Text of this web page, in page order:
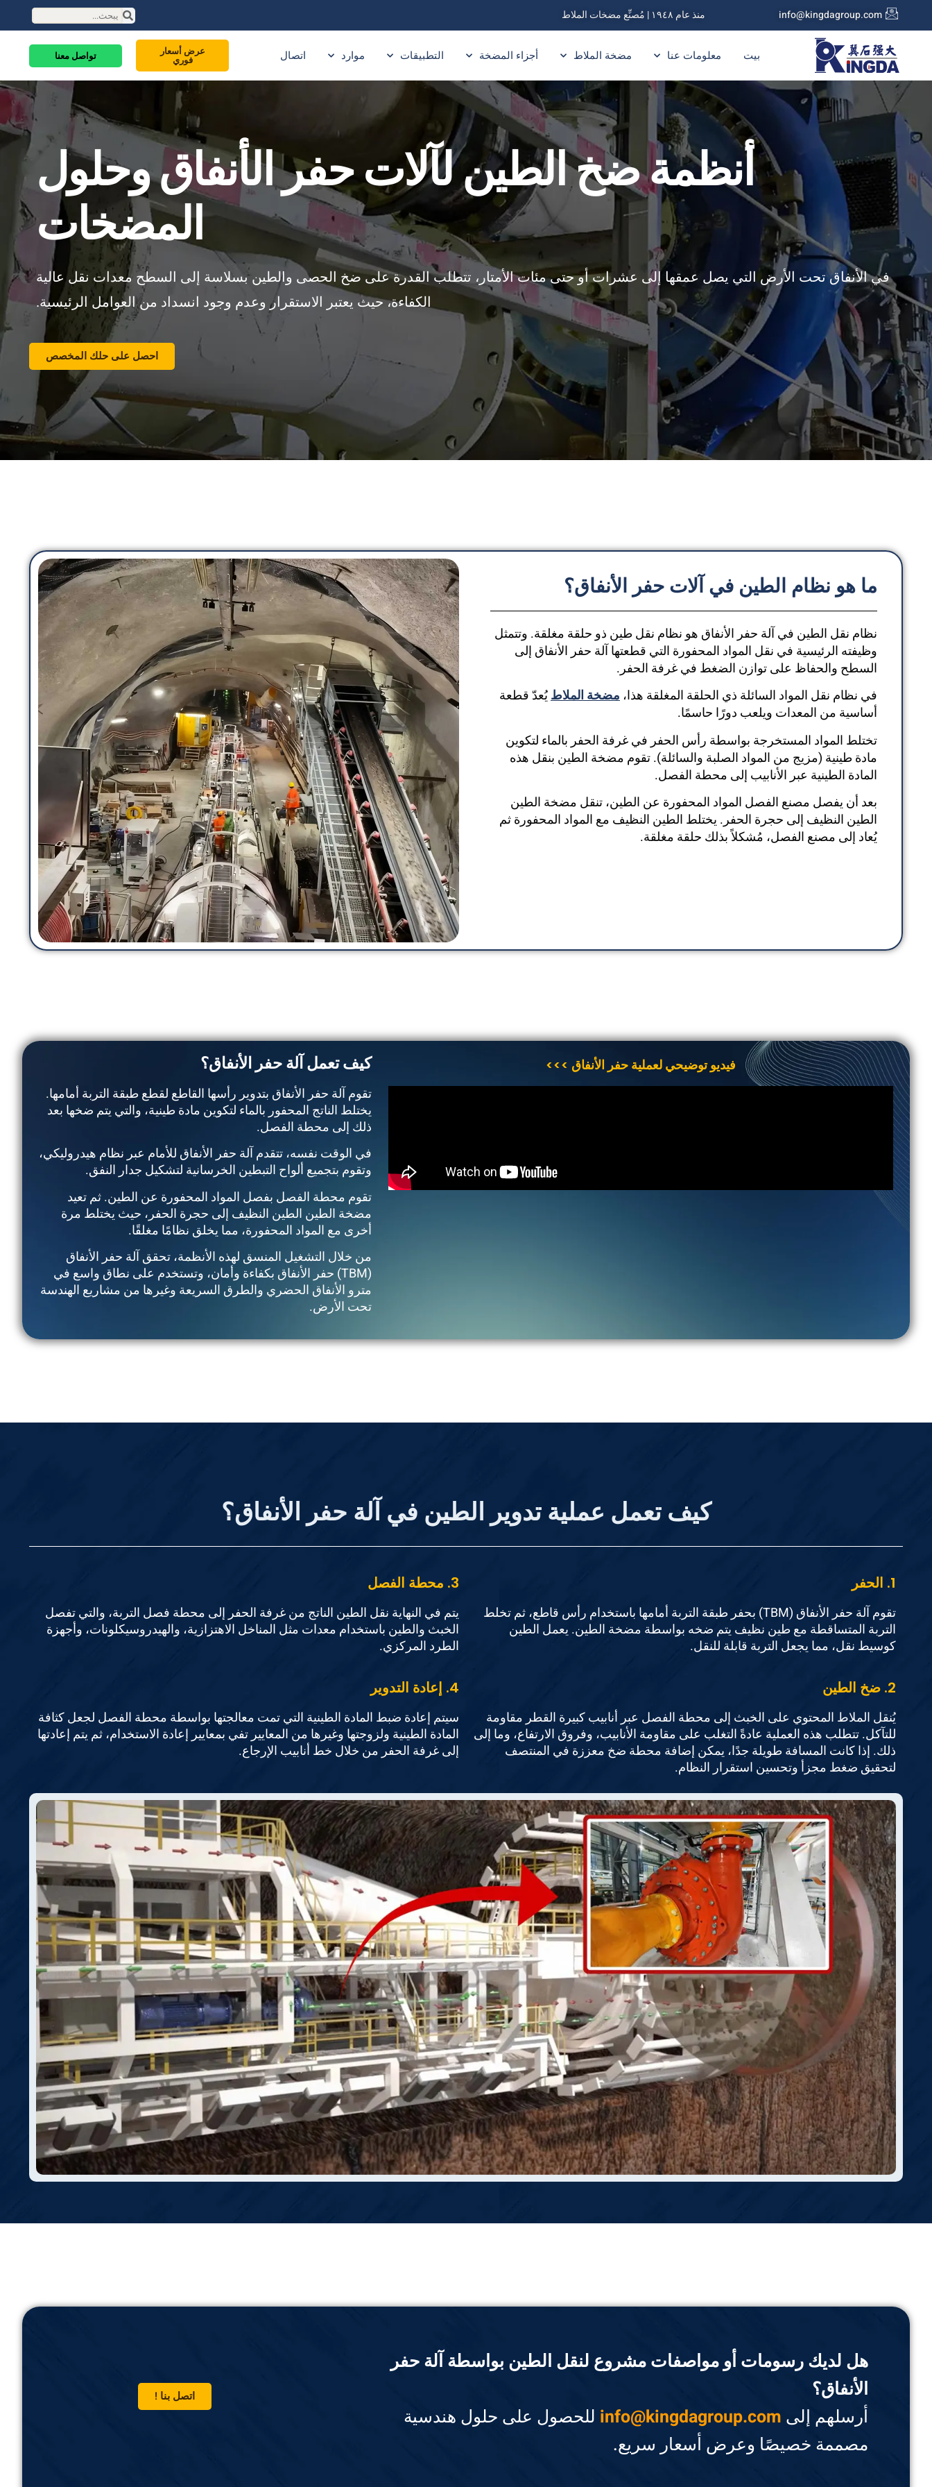
info@kingdagroup.com منذ عام ١٩٤٨ | مُصنِّع مضخات الملاط
بيت معلومات عنا مضخة الملاط أجزاء المضخة التطبيقات موارد اتصال عرض أسعار
فوري تواصل معنا
أنظمة ضخ الطين لآلات حفر الأنفاق وحلول
المضخات
في الأنفاق تحت الأرض التي يصل عمقها إلى عشرات أو حتى مئات الأمتار، تتطلب القدرة على ضخ الحصى والطين بسلاسة إلى السطح معدات نقل عالية
الكفاءة، حيث يعتبر الاستقرار وعدم وجود انسداد من العوامل الرئيسية.
احصل على حلك المخصص
ما هو نظام الطين في آلات حفر الأنفاق؟
نظام نقل الطين في آلة حفر الأنفاق هو نظام نقل طين ذو حلقة مغلقة. وتتمثل
وظيفته الرئيسية في نقل المواد المحفورة التي قطعتها آلة حفر الأنفاق إلى
السطح والحفاظ على توازن الضغط في غرفة الحفر.
في نظام نقل المواد السائلة ذي الحلقة المغلقة هذا، مضخة الملاطيُعدّ قطعة
أساسية من المعدات ويلعب دورًا حاسمًا.
تختلط المواد المستخرجة بواسطة رأس الحفر في غرفة الحفر بالماء لتكوين
مادة طينية (مزيج من المواد الصلبة والسائلة). تقوم مضخة الطين بنقل هذه
المادة الطينية عبر الأنابيب إلى محطة الفصل.
بعد أن يفصل مصنع الفصل المواد المحفورة عن الطين، تنقل مضخة الطين
الطين النظيف إلى حجرة الحفر. يختلط الطين النظيف مع المواد المحفورة ثم
يُعاد إلى مصنع الفصل، مُشكلاً بذلك حلقة مغلقة.
فيديو توضيحي لعملية حفر الأنفاق >>> كيف تعمل آلة حفر الأنفاق؟
تقوم آلة حفر الأنفاق بتدوير رأسها القاطع لقطع طبقة التربة أمامها.
يختلط الناتج المحفور بالماء لتكوين مادة طينية، والتي يتم ضخها بعد
ذلك إلى محطة الفصل.
في الوقت نفسه، تتقدم آلة حفر الأنفاق للأمام عبر نظام هيدروليكي،
وتقوم بتجميع ألواح التبطين الخرسانية لتشكيل جدار النفق.
تقوم محطة الفصل بفصل المواد المحفورة عن الطين. ثم تعيد
مضخة الطين الطين النظيف إلى حجرة الحفر، حيث يختلط مرة
أخرى مع المواد المحفورة، مما يخلق نظامًا مغلقًا.
من خلال التشغيل المنسق لهذه الأنظمة، تحقق آلة حفر الأنفاق
(TBM) حفر الأنفاق بكفاءة وأمان، وتستخدم على نطاق واسع في
مترو الأنفاق الحضري والطرق السريعة وغيرها من مشاريع الهندسة
تحت الأرض.
كيف تعمل عملية تدوير الطين في آلة حفر الأنفاق؟
1. الحفر
تقوم آلة حفر الأنفاق (TBM) بحفر طبقة التربة أمامها باستخدام رأس قاطع، ثم تخلط
التربة المتساقطة مع طين نظيف يتم ضخه بواسطة مضخة الطين. يعمل الطين
كوسيط نقل، مما يجعل التربة قابلة للنقل.
2. ضخ الطين
يُنقل الملاط المحتوي على الخبث إلى محطة الفصل عبر أنابيب كبيرة القطر مقاومة
للتآكل. تتطلب هذه العملية عادةً التغلب على مقاومة الأنابيب، وفروق الارتفاع، وما إلى
ذلك. إذا كانت المسافة طويلة جدًا، يمكن إضافة محطة ضخ معززة في المنتصف
لتحقيق ضغط مجزأ وتحسين استقرار النظام.
3. محطة الفصل
يتم في النهاية نقل الطين الناتج من غرفة الحفر إلى محطة فصل التربة، والتي تفصل
الخبث والطين باستخدام معدات مثل المناخل الاهتزازية، والهيدروسيكلونات، وأجهزة
الطرد المركزي.
4. إعادة التدوير
سيتم إعادة ضبط المادة الطينية التي تمت معالجتها بواسطة محطة الفصل لجعل كثافة
المادة الطينية ولزوجتها وغيرها من المعايير تفي بمعايير إعادة الاستخدام، ثم يتم إعادتها
إلى غرفة الحفر من خلال خط أنابيب الإرجاع.
هل لديك رسومات أو مواصفات مشروع لنقل الطين بواسطة آلة حفر
الأنفاق؟
أرسلهم إلى info@kingdagroup.com للحصول على حلول هندسية
مصممة خصيصًا وعرض أسعار سريع.
اتصل بنا !